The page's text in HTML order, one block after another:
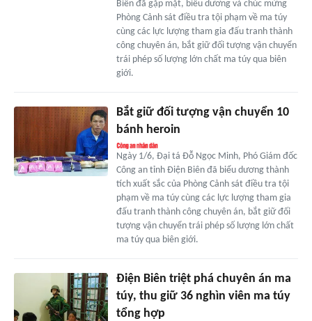
Biên đã gặp mặt, biểu dương và chúc mừng
Phòng Cảnh sát điều tra tội phạm về ma túy
cùng các lực lượng tham gia đấu tranh thành
công chuyên án, bắt giữ đối tượng vận chuyển
trái phép số lượng lớn chất ma túy qua biên
giới.
Bắt giữ đối tượng vận chuyển 10
bánh heroin
Ngày 1/6, Đại tá Đỗ Ngọc Minh, Phó Giám đốc
Công an tỉnh Điện Biên đã biểu dương thành
tích xuất sắc của Phòng Cảnh sát điều tra tội
phạm về ma túy cùng các lực lượng tham gia
đấu tranh thành công chuyên án, bắt giữ đối
tượng vận chuyển trái phép số lượng lớn chất
ma túy qua biên giới.
Điện Biên triệt phá chuyên án ma
túy, thu giữ 36 nghìn viên ma túy
tổng hợp